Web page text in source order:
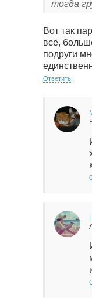
тогда
Вот так
все,
подруги
Ответить